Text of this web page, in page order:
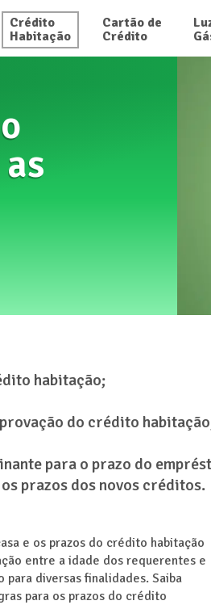
Crédito
Habitação
Cartão de
Crédito
habitação;
do crédito
para o prazo do
prazos dos novos créditos.
e os prazos do crédito habitação
entre a idade dos requerentes e
diversas finalidades. Saiba
para os prazos do crédito